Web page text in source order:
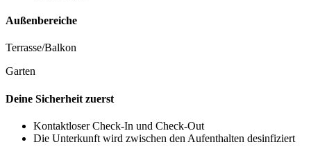
Außenbereiche
Terrasse/Balkon
Garten
Deine Sicherheit zuerst
Kontaktloser Check-In und Check-Out
Die Unterkunft wird zwischen den Aufenthalten desinfiziert